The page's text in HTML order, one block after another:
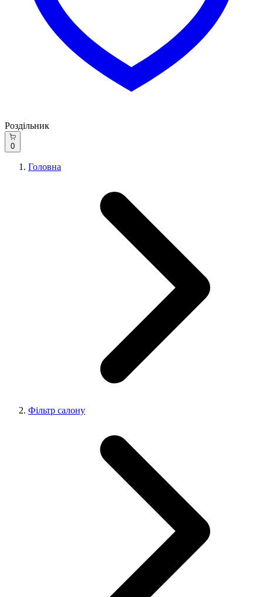
Роздільник
0
Головна
Фільтр салону